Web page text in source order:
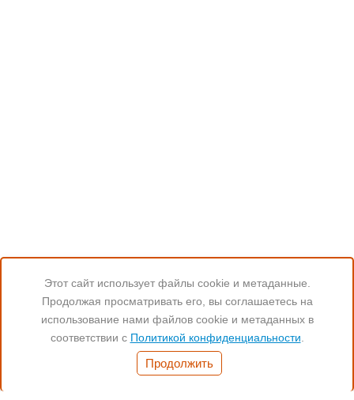
Читайте нас:
Понед.- Пятн. 11:00-19:00
Этот сайт использует файлы cookie и метаданные.
Продолжая просматривать его, вы соглашаетесь на
использование нами файлов cookie и метаданных в
соответствии с Политикой конфиденциальности
Продолжить